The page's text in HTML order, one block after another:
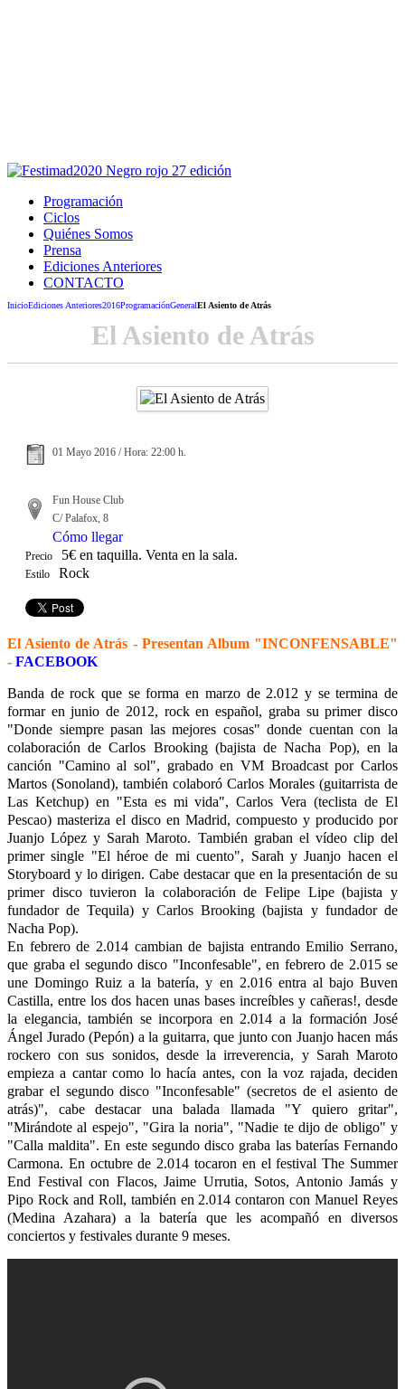
Programación
Ciclos
Quiénes Somos
Prensa
Ediciones Anteriores
CONTACTO
InicioEdiciones Anteriores2016ProgramaciónGeneralEl Asiento de Atrás
El Asiento de Atrás
01 Mayo 2016 / Hora: 22:00 h.
Fun House Club
C/ Palafox, 8
Cómo llegar
Precio 5€ en taquilla. Venta en la sala.
Estilo Rock
El Asiento de Atrás - Presentan Album "INCONFENSABLE"
- FACEBOOK
Banda de rock que se forma en marzo de 2.012 y se termina de
formar en junio de 2012, rock en español, graba su primer disco
"Donde siempre pasan las mejores cosas" donde cuentan con la
colaboración de Carlos Brooking (bajista de Nacha Pop), en la
canción "Camino al sol", grabado en VM Broadcast por Carlos
Martos (Sonoland), también colaboró Carlos Morales (guitarrista de
Las Ketchup) en "Esta es mi vida", Carlos Vera (teclista de El
Pescao) masteriza el disco en Madrid, compuesto y producido por
Juanjo López y Sarah Maroto. También graban el vídeo clip del
primer single "El héroe de mi cuento", Sarah y Juanjo hacen el
Storyboard y lo dirigen. Cabe destacar que en la presentación de su
primer disco tuvieron la colaboración de Felipe Lipe (bajista y
fundador de Tequila) y Carlos Brooking (bajista y fundador de
Nacha Pop).
En febrero de 2.014 cambian de bajista entrando Emilio Serrano,
que graba el segundo disco "Inconfesable", en febrero de 2.015 se
une Domingo Ruiz a la batería, y en 2.016 entra al bajo Buven
Castilla, entre los dos hacen unas bases increíbles y cañeras!, desde
la elegancia, también se incorpora en 2.014 a la formación José
Ángel Jurado (Pepón) a la guitarra, que junto con Juanjo hacen más
rockero con sus sonidos, desde la irreverencia, y Sarah Maroto
empieza a cantar como lo hacía antes, con la voz rajada, deciden
grabar el segundo disco "Inconfesable" (secretos de el asiento de
atrás)", cabe destacar una balada llamada "Y quiero gritar",
"Mirándote al espejo", "Gira la noria", "Nadie te dijo de obligo" y
"Calla maldita". En este segundo disco graba las baterías Fernando
Carmona. En octubre de 2.014 tocaron en el festival The Summer
End Festival con Flacos, Jaime Urrutia, Sotos, Antonio Jamás y
Pipo Rock and Roll, también en 2.014 contaron con Manuel Reyes
(Medina Azahara) a la batería que les acompañó en diversos
conciertos y festivales durante 9 meses.